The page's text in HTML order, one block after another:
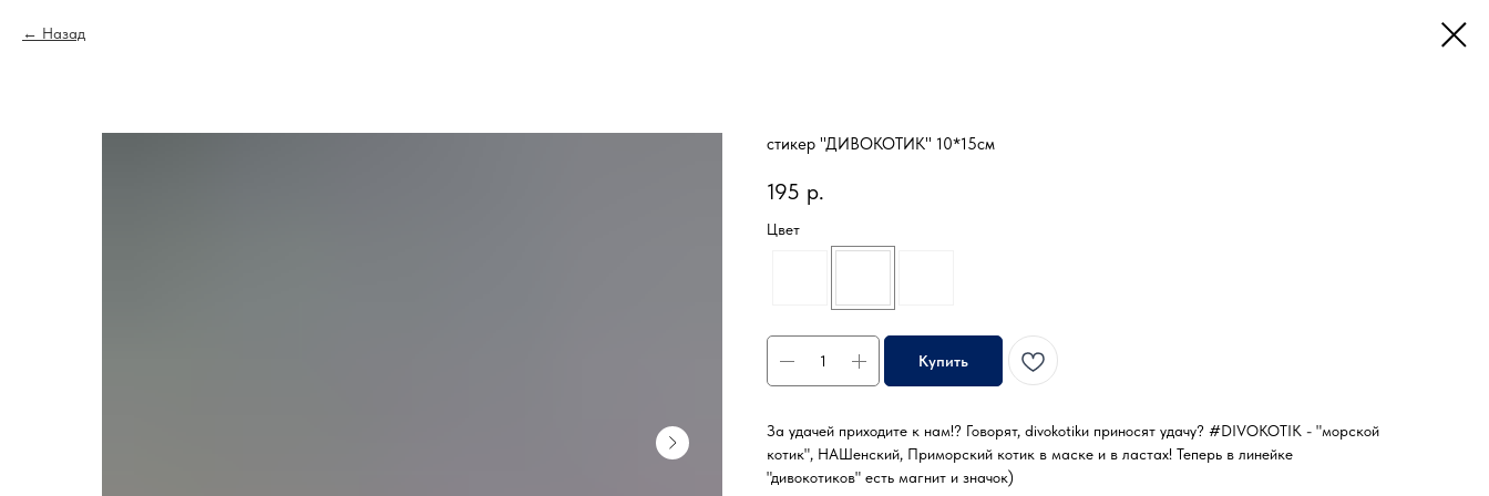
Назад
стикер "ДИВОКОТИК" 10*15см
195 р.
Цвет
Купить
За удачей приходите к нам!? Говорят, divokotikи приносят удачу? #DIVOKOTIK - "морской
котик", НАШенский, Приморский котик в маске и в ластах! Теперь в линейке
"дивокотиков" есть магнит и значок)